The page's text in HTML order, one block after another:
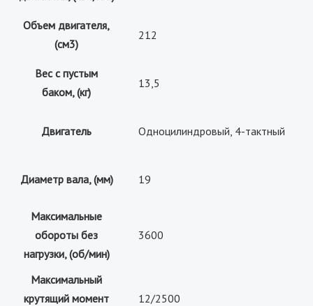
Объем двигателя,
(см3)
212
Вес с пустым
баком, (кг)
13,5
Двигатель Одноцилиндровый, 4-тактный
Диаметр вала, (мм) 19
Максимальные
обороты без
нагрузки, (об/мин)
3600
Максимальный
крутящий момент
12/2500